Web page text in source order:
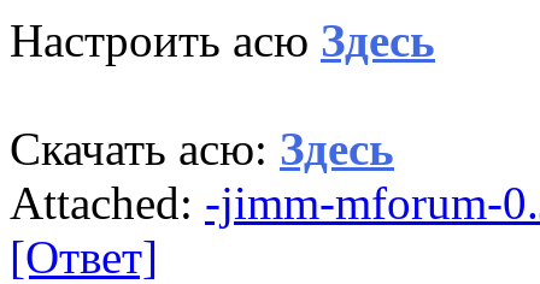
Настроить асю Здесь
Скачать асю: Здесь
Attached: -jimm-mforum-
[Ответ]